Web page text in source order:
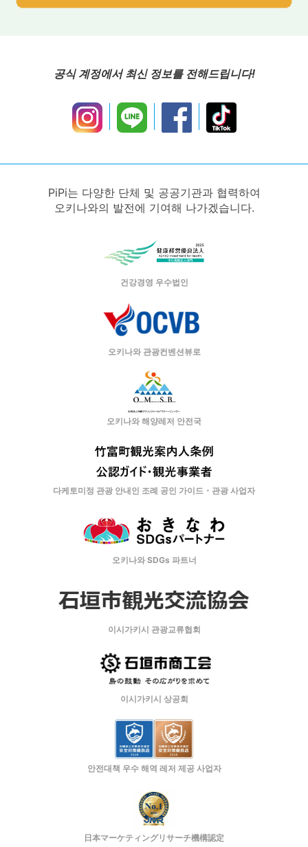
공식 계정에서 최신 정보를 전해드립니다!
PiPi는 다양한 단체 및 공공기관과 협력하여
오키나와의 발전에 기여해 나가겠습니다.
건강경영 우수법인
오키나와 관광컨벤션뷰로
오키나와 해양레저 안전국
다케토미정 관광 안내인 조례 공인 가이드・관광 사업자
오키나와 SDGs 파트너
이시가키시 관광교류협회
이시가키시 상공회
안전대책 우수 해역 레저 제공 사업자
日本マーケティングリサーチ機構認定